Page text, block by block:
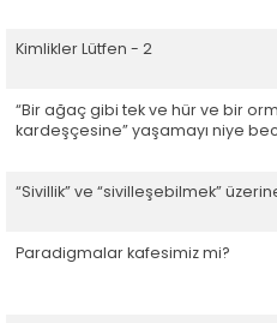
Kimlikler Lütfen - 2
“Bir ağaç gibi tek ve hür ve bir
kardeşçesine” yaşamayı niye
“Sivillik” ve “sivilleşebilmek”
Paradigmalar kafesimiz mi?